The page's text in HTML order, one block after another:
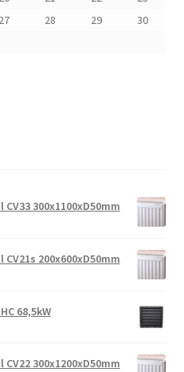
27 28 29
30
300x1100xD50mm
200x600xD50mm
68,5kW
300x1200xD50mm